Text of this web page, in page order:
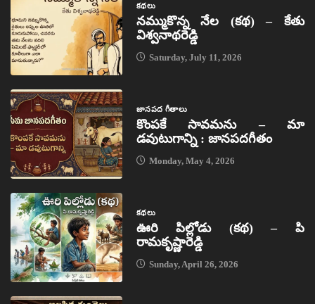
కథలు
నమ్ముకొన్న నేల (కథ) – కేతు
విశ్వనాథరెడ్డి
Saturday, July 11, 2026
జానపద గీతాలు
కొంపకే సావమను – మా
డవుటుగాన్ని : జానపదగీతం
Monday, May 4, 2026
కథలు
ఊరి పిల్లోడు (కథ) – పి
రామకృష్ణారెడ్డి
Sunday, April 26, 2026